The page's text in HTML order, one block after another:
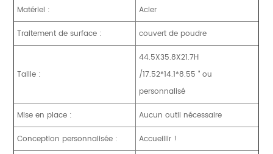
Matériel :
Acier
Traitement de surface :
couvert de poudre
Taille :
44.5X35.8X21.7H
/17.52*14.1*8.55 " ou
personnalisé
Mise en place :
Aucun outil nécessaire
Conception personnalisée :
Accueillir !